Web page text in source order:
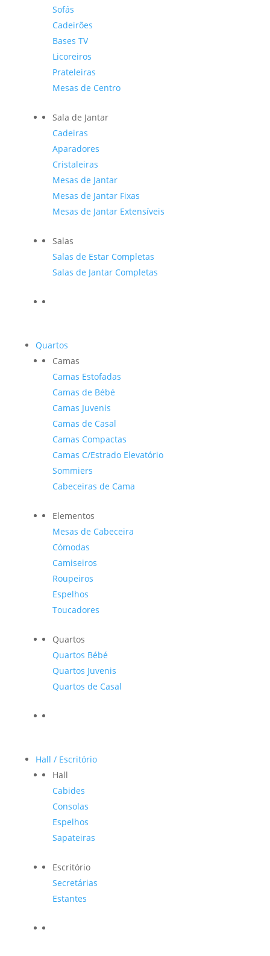
Sofás
Cadeirões
Bases TV
Licoreiros
Prateleiras
Mesas de Centro
Sala de Jantar
Cadeiras
Aparadores
Cristaleiras
Mesas de Jantar
Mesas de Jantar Fixas
Mesas de Jantar Extensíveis
Salas
Salas de Estar Completas
Salas de Jantar Completas
Quartos
Camas
Camas Estofadas
Camas de Bébé
Camas Juvenis
Camas de Casal
Camas Compactas
Camas C/Estrado Elevatório
Sommiers
Cabeceiras de Cama
Elementos
Mesas de Cabeceira
Cómodas
Camiseiros
Roupeiros
Espelhos
Toucadores
Quartos
Quartos Bébé
Quartos Juvenis
Quartos de Casal
Hall / Escritório
Hall
Cabides
Consolas
Espelhos
Sapateiras
Escritório
Secretárias
Estantes